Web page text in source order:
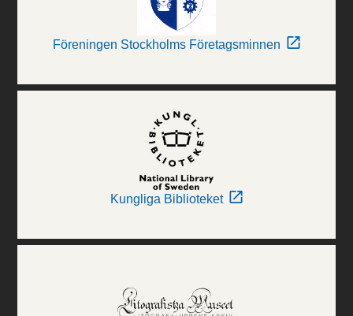
Föreningen Stockholms Företagsminnen
Kungliga Biblioteket